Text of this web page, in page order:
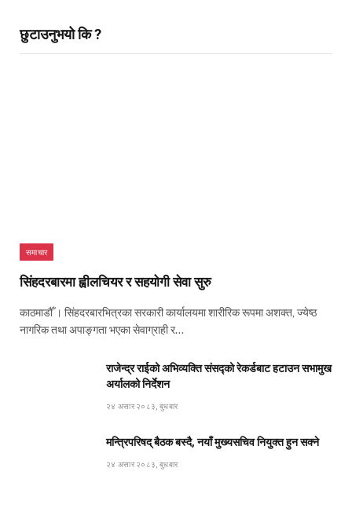
छुटाउनुभयो कि ?
समाचार
सिंहदरबारमा ह्वीलचियर र सहयोगी सेवा सुरु
काठमाडौँ । सिंहदरबारभित्रका सरकारी कार्यालयमा शारीरिक रूपमा अशक्त, ज्येष्ठ
नागरिक तथा अपाङ्गता भएका सेवाग्राही र…
राजेन्द्र राईको अभिव्यक्ति संसद्को रेकर्डबाट हटाउन सभामुख
अर्यालको निर्देशन
२४ असार २०८३, बुधबार
मन्त्रिपरिषद् बैठक बस्दै, नयाँ मुख्यसचिव नियुक्त हुन सक्ने
२४ असार २०८३, बुधबार